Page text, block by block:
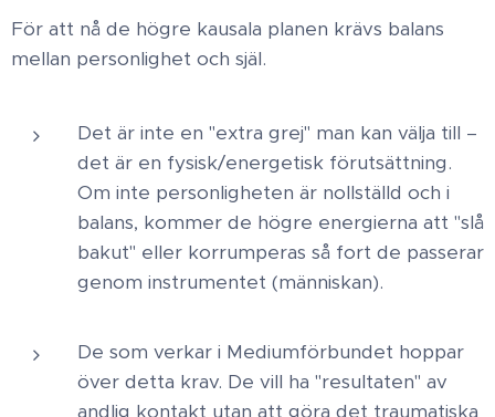
För att nå de högre kausala planen krävs balans
mellan personlighet och själ. ​
Det är inte en "extra grej" man kan välja till –
det är en fysisk/energetisk förutsättning.
Om inte personligheten är nollställd och i
balans, kommer de högre energierna att "slå
bakut" eller korrumperas så fort de passerar
genom instrumentet (människan). ​
De som verkar i Mediumförbundet hoppar
över detta krav. De vill ha "resultaten" av
andlig kontakt utan att göra det traumatiska